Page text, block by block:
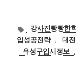
태
그
강사진빵빵한
입성공전략 , 대
유성구입시정보
,